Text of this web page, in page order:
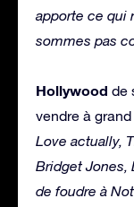
apporte ce qui
sommes pas
Hollywood de
vendre à
Love actually,
Bridget Jones,
de foudre à